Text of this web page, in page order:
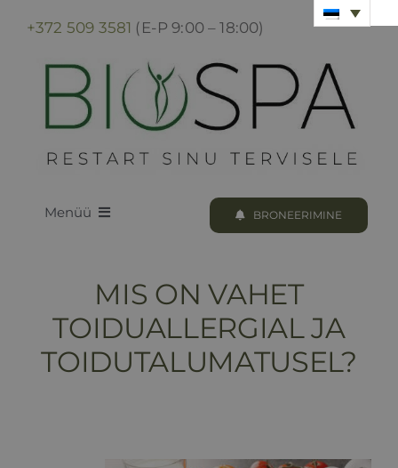
content
+372 509 3581 (E-P 9:00 – 18:00)
Menüü
KUURID & PROTSEDUURID
KUURI BRONEERIMINE
BRONEERIMINE
MIS ON VAHET
TOIDUALLERGIAL JA
TOIDUTALUMATUSEL?